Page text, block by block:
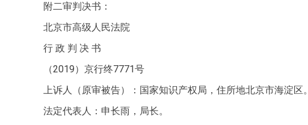
附二审判决书：
北京市高级人民法院
行 政 判 决 书
（2019）京行终7771号
上诉人（原审被告）：国家知识产权局，住所地北京市海淀区。
法定代表人：申长雨，局长。